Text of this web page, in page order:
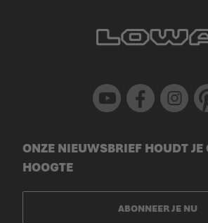
Youtube Facebook Instagram
ONZE NIEUWSBRIEF HOUDT JE
HOOGTE
ABONNEER JE NU